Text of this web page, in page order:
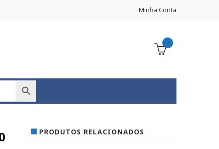
Minha Conta
PRODUTOS RELACIONADOS